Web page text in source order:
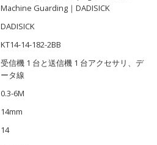
Machine Guarding｜DADISICK
DADISICK
KT14-14-182-2BB
受信機 1 台と送信機 1 台アクセサリ、デ
ータ線
0.3-6M
14mm
14